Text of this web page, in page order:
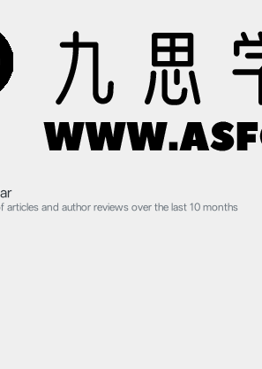
articles and author reviews over the last 10 months